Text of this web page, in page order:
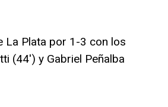
La Plata por 1-3 con los
(44′) y Gabriel Peñalba